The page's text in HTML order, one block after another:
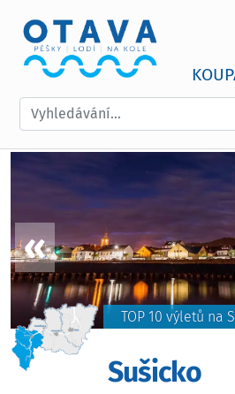
Vyhledávání...
TOP 10 výletů na
Sušicko